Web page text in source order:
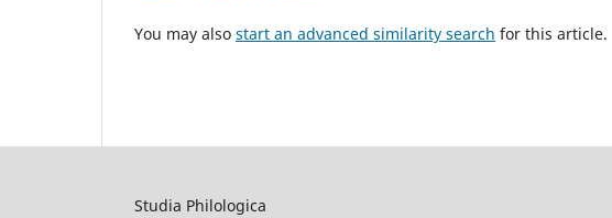
You may also start an advanced similarity search for this article.
Studia Philologica